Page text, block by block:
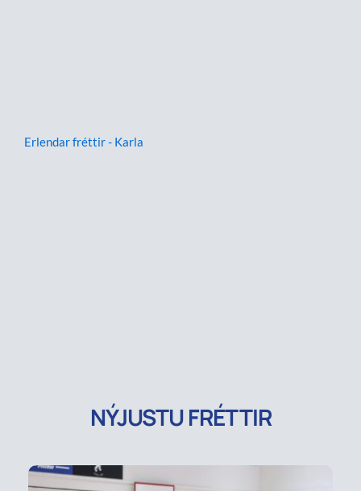
Erlendar fréttir - Karla
NÝJUSTU FRÉTTIR